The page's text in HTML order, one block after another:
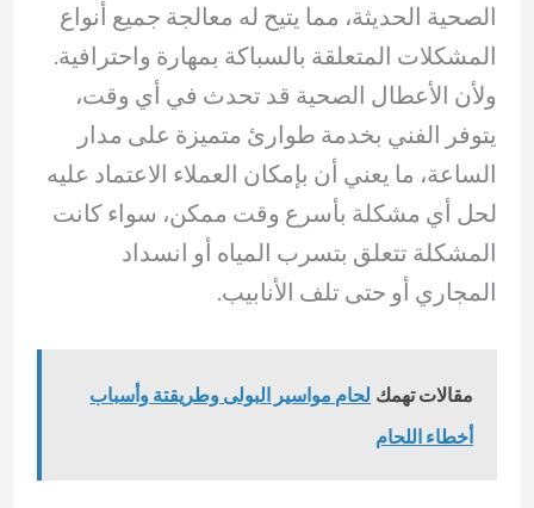
الصحية الحديثة، مما يتيح له معالجة جميع أنواع
المشكلات المتعلقة بالسباكة بمهارة واحترافية.
ولأن الأعطال الصحية قد تحدث في أي وقت،
يتوفر الفني بخدمة طوارئ متميزة على مدار
الساعة، ما يعني أن بإمكان العملاء الاعتماد عليه
لحل أي مشكلة بأسرع وقت ممكن، سواء كانت
المشكلة تتعلق بتسرب المياه أو انسداد
المجاري أو حتى تلف الأنابيب.
مقالات تهمك لحام مواسير البولى وطريقتة وأسباب
أخطاء اللحام